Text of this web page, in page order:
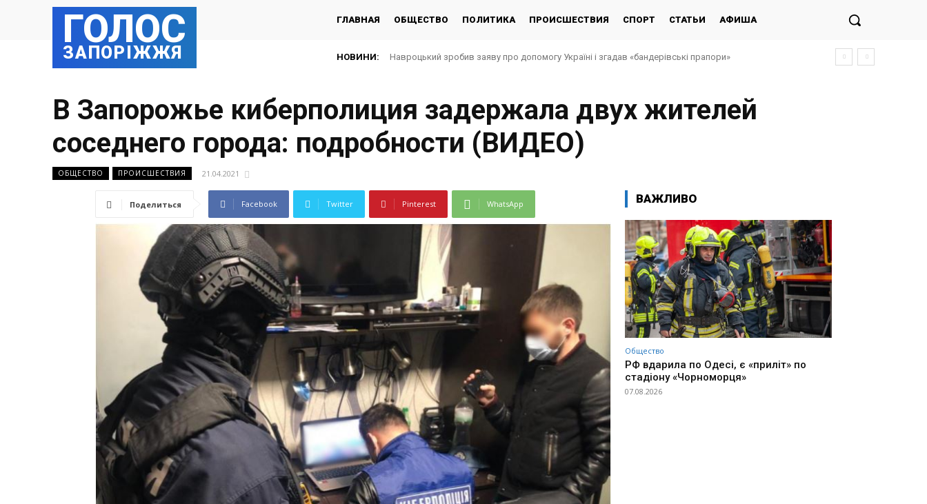
ГОЛОС
ЗАПОРІЖЖЯ
ГЛАВНАЯ ОБЩЕСТВО ПОЛИТИКА ПРОИСШЕСТВИЯ СПОРТ СТАТЬИ АФИША
НОВИНИ: Навроцький зробив заяву про допомогу Україні і згадав «бандерівські прапори»
Запоріжсталь Групи Метінвест організував відпочинок для дітей захисників-працівників
В Запорожье киберполиция задержала двух жителей
соседнего города: подробности (ВИДЕО)
ОБЩЕСТВО ПРОИСШЕСТВИЯ 21.04.2021
Поделиться Facebook Twitter Pinterest WhatsApp ВАЖЛИВО
Общество
РФ вдарила по Одесі, є «приліт» по
стадіону «Чорноморця»
07.08.2026